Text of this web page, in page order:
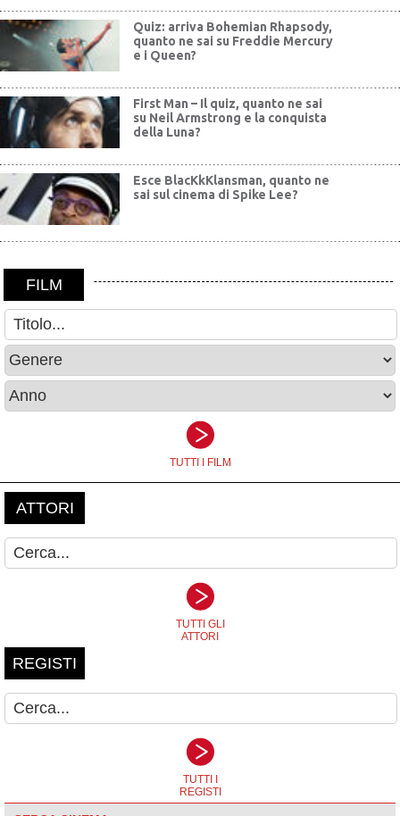
Quiz: arriva Bohemian Rhapsody,
quanto ne sai su Freddie Mercury
e i Queen?
First Man – Il quiz, quanto ne sai
su Neil Armstrong e la conquista
della Luna?
Esce BlacKkKlansman, quanto ne
sai sul cinema di Spike Lee?